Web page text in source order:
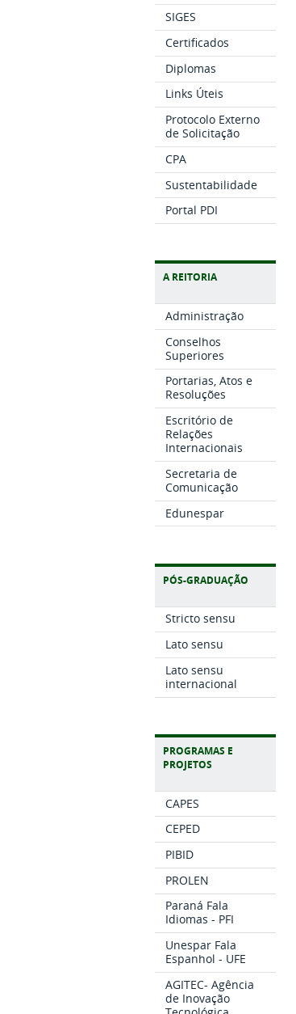
SIGES
Certificados
Diplomas
Links Úteis
Protocolo Externo
de Solicitação
CPA
Sustentabilidade
Portal PDI
A REITORIA
Administração
Conselhos
Superiores
Portarias, Atos e
Resoluções
Escritório de
Relações
Internacionais
Secretaria de
Comunicação
Edunespar
PÓS-GRADUAÇÃO
Stricto sensu
Lato sensu
Lato sensu
internacional
PROGRAMAS E
PROJETOS
CAPES
CEPED
PIBID
PROLEN
Paraná Fala
Idiomas - PFI
Unespar Fala
Espanhol - UFE
AGITEC- Agência
de Inovação